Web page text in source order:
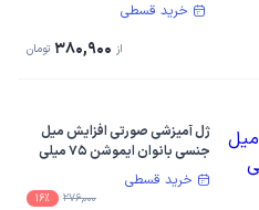
خرید قسطی
از 380,900 تومان
ژل آمیزشی صورتی افزایش میل
جنسی بانوان ایموشن 75 میلی
لیتر خرید قسطی
276,000
16%